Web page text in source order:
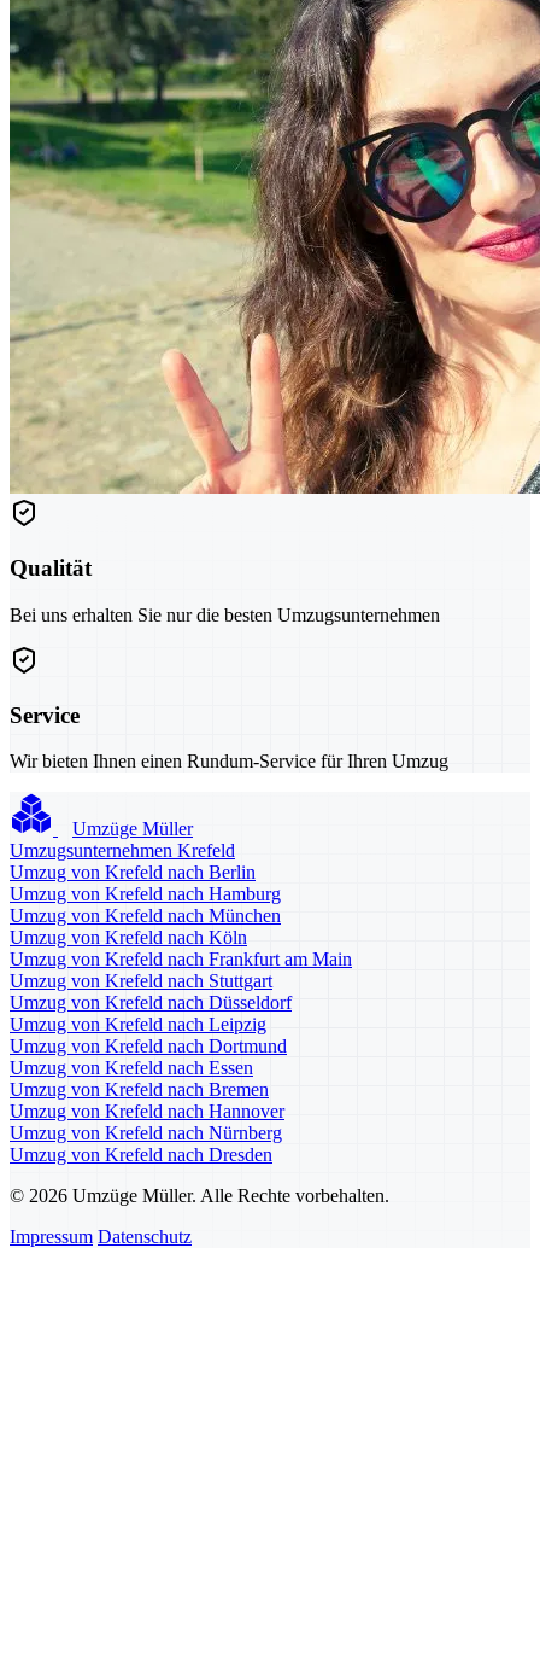
Qualität
Bei uns erhalten Sie nur die besten Umzugsunternehmen
Service
Wir bieten Ihnen einen Rundum-Service für Ihren Umzug
Umzüge Müller
Umzugsunternehmen Krefeld
Umzug von Krefeld nach Berlin
Umzug von Krefeld nach Hamburg
Umzug von Krefeld nach München
Umzug von Krefeld nach Köln
Umzug von Krefeld nach Frankfurt am Main
Umzug von Krefeld nach Stuttgart
Umzug von Krefeld nach Düsseldorf
Umzug von Krefeld nach Leipzig
Umzug von Krefeld nach Dortmund
Umzug von Krefeld nach Essen
Umzug von Krefeld nach Bremen
Umzug von Krefeld nach Hannover
Umzug von Krefeld nach Nürnberg
Umzug von Krefeld nach Dresden
© 2026 Umzüge Müller. Alle Rechte vorbehalten.
Impressum Datenschutz